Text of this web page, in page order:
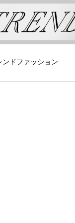
ンドファッション